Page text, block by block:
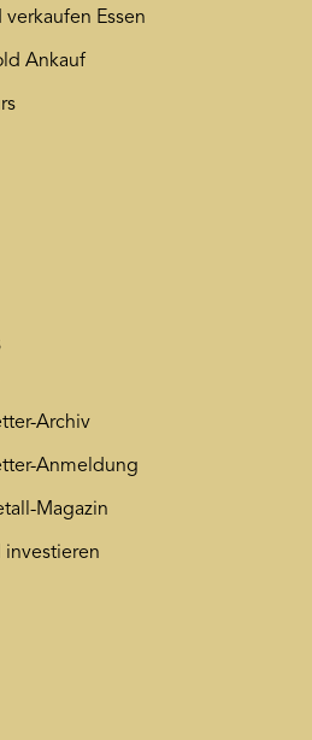
Essen
Ankauf
Archiv
Anmeldung
Magazin
investieren